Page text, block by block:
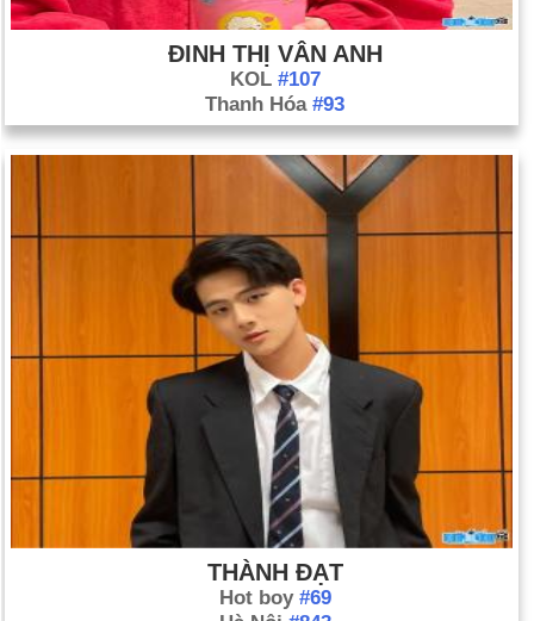
ĐINH THỊ VÂN ANH
KOL #107
Thanh Hóa #93
THÀNH ĐẠT
Hot boy #69